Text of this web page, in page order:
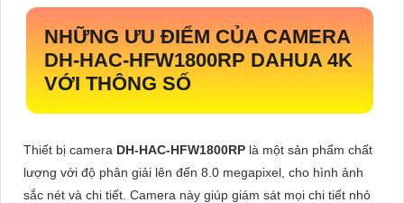
NHỮNG ƯU ĐIỂM CỦA CAMERA
DH-HAC-HFW1800RP DAHUA 4K
VỚI THÔNG SỐ
Thiết bị camera DH-HAC-HFW1800RP là một sản phẩm chất
lượng với độ phân giải lên đến 8.0 megapixel, cho hình ảnh
sắc nét và chi tiết. Camera này giúp giám sát mọi chi tiết nhỏ